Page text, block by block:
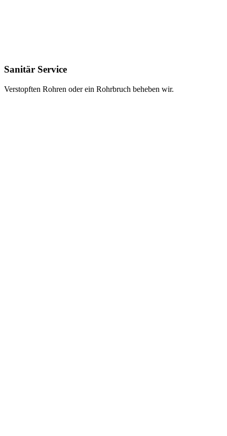
Sanitär Service
Verstopften Rohren oder ein Rohrbruch beheben wir.